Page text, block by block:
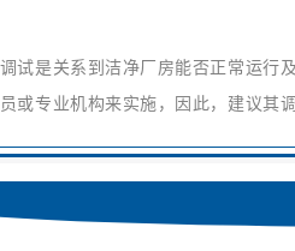
是关系到洁净厂房能否正常运行及
或专业机构来实施，因此，建议其